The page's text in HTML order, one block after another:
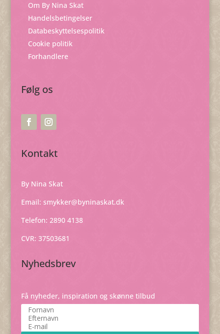
Om By Nina Skat
Handelsbetingelser
Databeskyttelsespolitik
Cookie politik
Forhandlere
Følg os
Kontakt
By Nina Skat
Email: smykker@byninaskat.dk
Telefon: 2890 4138
CVR: 37503681
Nyhedsbrev
Få nyheder, inspiration og skønne tilbud